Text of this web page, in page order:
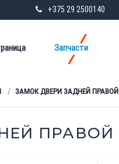
+375 29 2500140
Запчасти
ЗАМОК ДВЕРИ ЗАДНЕЙ ПРАВОЙ
ПРАВОЙ